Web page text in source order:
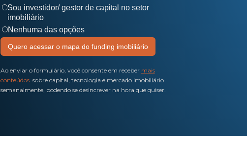
Sou investidor/ gestor de capital no setor
imobiliário
Nenhuma das opções
Ao enviar o formulário, você consente em receber mais
conteúdossobre capital, tecnologia e mercado imobiliário
semanalmente, podendo se desincrever na hora que quiser.